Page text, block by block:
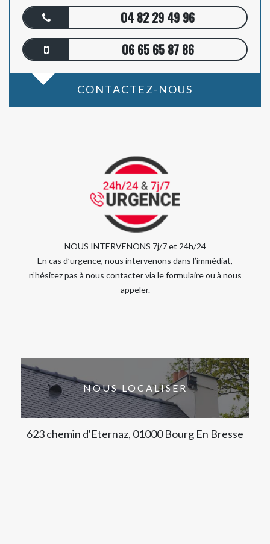
04 82 29 49 96
06 65 65 87 86
CONTACTEZ-NOUS
NOUS INTERVENONS 7j/7 et 24h/24
En cas d’urgence, nous intervenons dans l’immédiat,
n’hésitez pas à nous contacter via le formulaire ou à nous
appeler.
NOUS LOCALISER
623 chemin d'Eternaz, 01000 Bourg En Bresse